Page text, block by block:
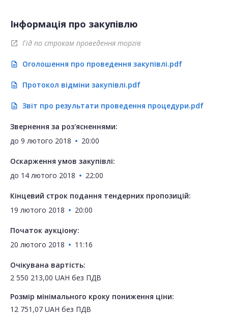
Інформація про закупівлю
open_in_new Гід по строкам проведення торгів
description Оголошення про проведення закупівлі.pdf
description Протокол відміни закупівлі.pdf
description Звіт про результати проведення процедури.pdf
Звернення за роз'ясненнями:
до 9 лютого 2018 20:00
Оскарження умов закупівлі:
до 14 лютого 2018 22:00
Кінцевий строк подання тендерних пропозицій:
19 лютого 2018
20:00
Початок аукціону:
20 лютого 2018
11:16
Очікувана вартість:
2 550 213,00 UAH без ПДВ
Розмір мінімального кроку пониження ціни:
12 751,07 UAH без ПДВ